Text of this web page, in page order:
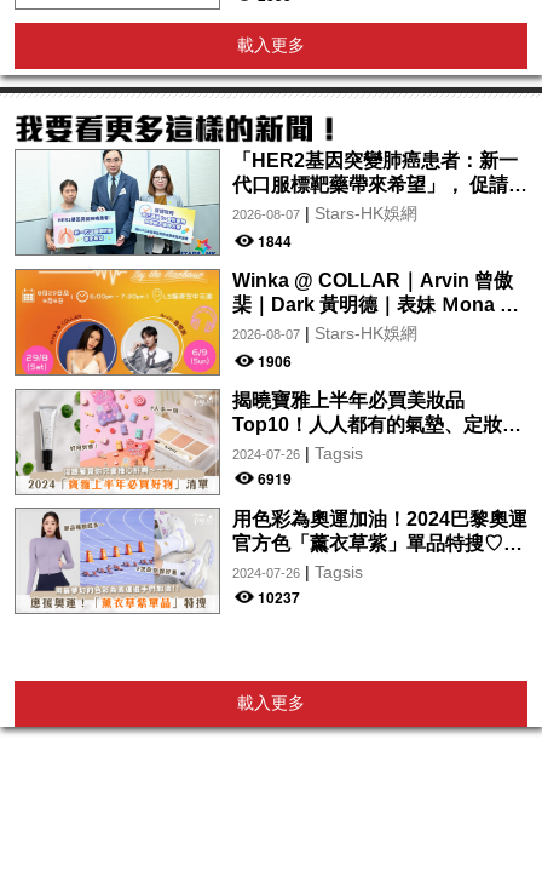
載入更多
「HER2基因突變肺癌患者：新一
代口服標靶藥帶來希望」， 促請政
府加快納入藥物名冊，助患者及早
受惠
2026-08-07| Stars-HK娛網
1844
Winka @ COLLAR｜Arvin 曾傲
棐｜Dark 黃明德｜表妹 Ｍona 8
月29日起登陸L5維港空中花園 |
wwwtc mall 首度呈獻「Music
2026-08-07| Stars-HK娛網
1906
揭曉寶雅上半年必買美妝品
Top10！人人都有的氣墊、定妝噴
霧、保養品～幫你找到最值得入手
的好物♡
2024-07-26| Tagsis
6919
用色彩為奧運加油！2024巴黎奧運
官方色「薰衣草紫」單品特搜♡讓
你從頭到腳、隨時充滿奧運氛圍～
2024-07-26| Tagsis
10237
載入更多